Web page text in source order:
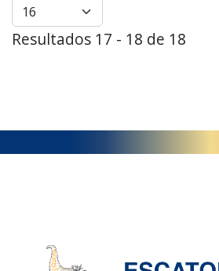
Resultados 17 - 18 de 18